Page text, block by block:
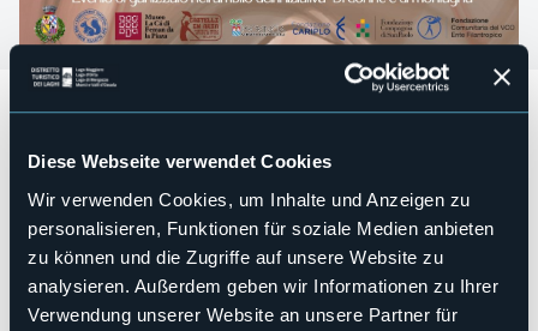
Diese Webseite verwendet Cookies
Wir verwenden Cookies, um Inhalte und Anzeigen zu
personalisieren, Funktionen für soziale Medien anbieten
zu können und die Zugriffe auf unsere Website zu
analysieren. Außerdem geben wir Informationen zu Ihrer
Verwendung unserer Website an unsere Partner für
Dopo il successo della prima edizione, la rassegna "Note al
di Villette, il più piccolo Comune della Valle Vigezzo.
Giovedì 18 settembre 2025 ore 17.30presso ilMuseo “La
Cà di Feman da la Piaza”
Duo Keylin
con Silvia Arfacchia e l’accompagnamento di
Gianpaolo Arfacchia
Evento organizzato nell'ambito dell'iniziativa "Di donne e di